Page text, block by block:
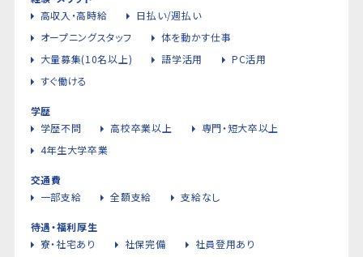
高収入・高時給
日払い/週払い
オープニングスタッフ
体を動かす仕事
大量募集(10名以上)
語学活用
PC活用
すぐ働ける
学歴
学歴不問
高校卒業以上
専門・短大卒以上
4年生大学卒業
交通費
一部支給
全額支給 支給なし
待遇・福利厚生
寮・社宅あり
社保完備
社員登用あり